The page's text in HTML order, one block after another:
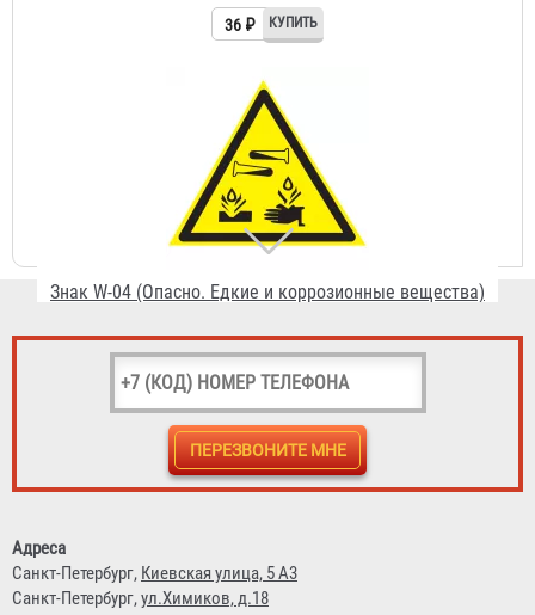
Знак W-04 (Опасно. Едкие и коррозионные вещества)
36 ₽
Знак W-05 (Опасно. Радиоактивные вещества или
Адреса
Санкт-Петербург, Киевская улица, 5 А3
Санкт-Петербург,ул.Химиков, д.18